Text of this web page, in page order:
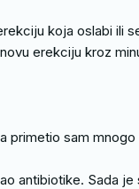
koja oslabi ili
erekciju kroz
primetio sam mnogo
antibiotike. Sada je